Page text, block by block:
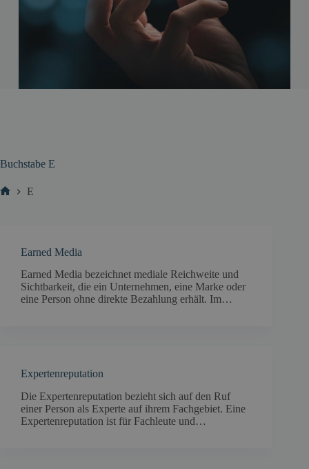
Buchstabe E
E
Earned Media
Earned Media bezeichnet mediale Reichweite und
Sichtbarkeit, die ein Unternehmen, eine Marke oder
eine Person ohne direkte Bezahlung erhält. Im…
Expertenreputation
Die Expertenreputation bezieht sich auf den Ruf
einer Person als Experte auf ihrem Fachgebiet. Eine
Expertenreputation ist für Fachleute und…